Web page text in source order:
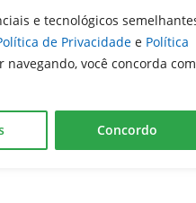
e tecnológicos
de Privacidade e Política
navegando, você concorda com
Concordo